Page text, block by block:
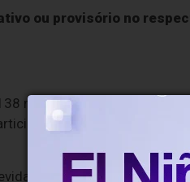
ou provisório no
mil inscritos e a oferta de
entre hospitais,
autorizadas pelo